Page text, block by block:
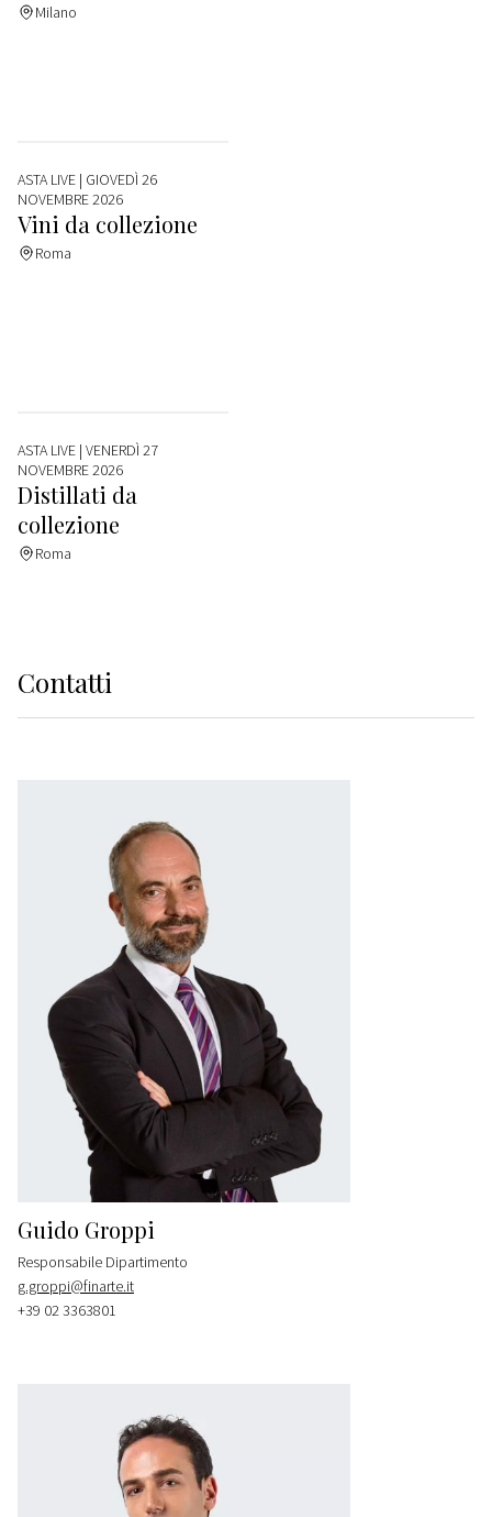
Milano
ASTA LIVE | GIOVEDÌ 26
NOVEMBRE 2026
Vini da collezione
Roma
ASTA LIVE | VENERDÌ 27
NOVEMBRE 2026
Distillati da
collezione
Roma
Contatti
Guido Groppi
Responsabile Dipartimento
g.groppi@finarte.it
+39 02 3363801